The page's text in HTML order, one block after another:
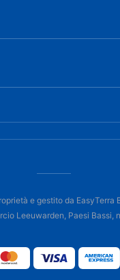
e gestito da EasyTerra
Leeuwarden, Paesi Bassi,